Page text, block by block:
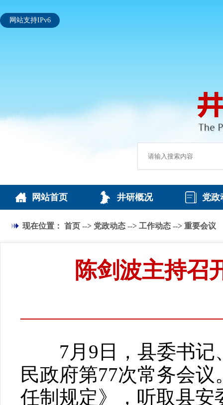
网站支持IPv6
网站首页 井研概况 党政
现在位置： 首页 --> 党政动态 --> 工作动态 --> 重要会议
陈剑波主持召
7月9日，县委书记
民政府第77次常务会
任制规定》，听取县安